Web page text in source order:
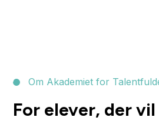
Om Akademiet for
For elever, der